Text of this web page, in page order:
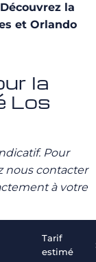
Découvrez la
et Orlando
la
Los
Pour
nous contacter
à votre
Tarif
estimé